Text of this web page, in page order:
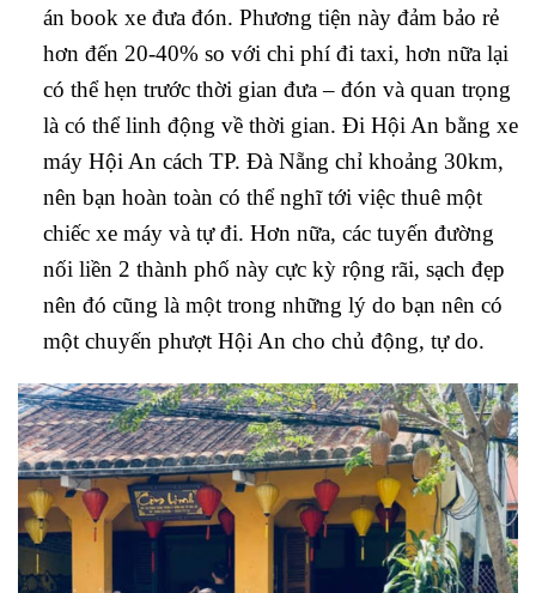
án book xe đưa đón. Phương tiện này đảm bảo rẻ
hơn đến 20-40% so với chi phí đi taxi, hơn nữa lại
có thể hẹn trước thời gian đưa – đón và quan trọng
là có thể linh động về thời gian. Đi Hội An bằng xe
máy Hội An cách TP. Đà Nẵng chỉ khoảng 30km,
nên bạn hoàn toàn có thể nghĩ tới việc thuê một
chiếc xe máy và tự đi. Hơn nữa, các tuyến đường
nối liền 2 thành phố này cực kỳ rộng rãi, sạch đẹp
nên đó cũng là một trong những lý do bạn nên có
một chuyến phượt Hội An cho chủ động, tự do.